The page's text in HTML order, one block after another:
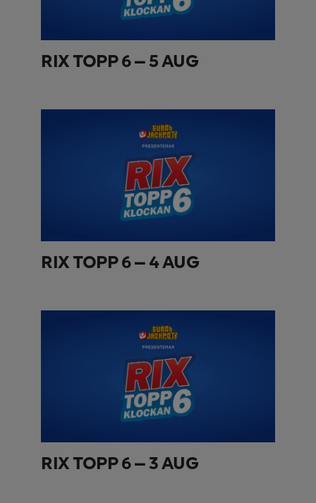
RIX TOPP 6 – 5 AUG
RIX TOPP 6 – 4 AUG
RIX TOPP 6 – 3 AUG